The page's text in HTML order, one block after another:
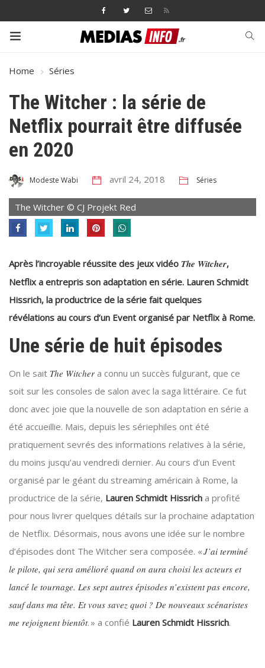
Home Séries
The Witcher : la série de
Netflix pourrait être diffusée
en 2020
Modeste Wabi avril 24, 2018 Séries
The Witcher © CJ Projekt Red
Après l’incroyable réussite des jeux vidéo The Witcher,
Netflix a entrepris son adaptation en série. Lauren Schmidt
Hissrich, la productrice de la série fait quelques
révélations au cours d’un Event organisé par Netflix à Rome.
Une série de huit épisodes
On le sait The Witcher a connu un succès fulgurant, que ce
soit sur les consoles de salon avec la saga littéraire. Ce fut
donc avec joie que la nouvelle de son adaptation en série a
été accueillie. Mais, depuis les sériephiles ont été
pratiquement sevrés des informations relatives à la série,
du moins jusqu’au vendredi dernier. Au cours d’un Event
organisé par le géant du streaming américain à Rome, la
productrice de la série, Lauren Schmidt Hissrich a profité
pour nous livrer quelques détails sur la prochaine adaptation
de Netflix. Désormais, nous avons une idée sur le nombre
d’épisodes dont The Witcher sera composée. «J’ai terminé
le pilote, qui sera amélioré quand on aura choisi les acteurs et
lancé le tournage. Les sept autres épisodes n’existent pas encore,
sauf dans ma tête. Et vous savez quoi ? De nouveaux scénaristes
me rejoignent bientôt. » a confié Lauren Schmidt Hissrich.